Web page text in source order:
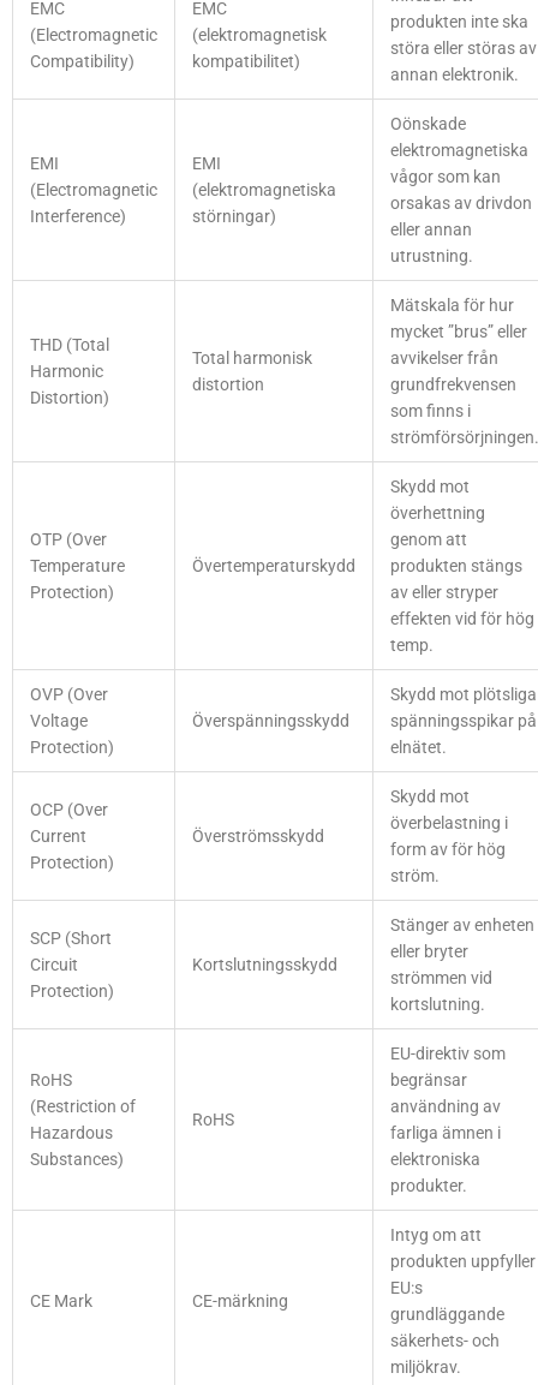
EMC
(Electromagnetic
Compatibility)
EMC
(elektromagnetisk
kompatibilitet)
produkten inte ska
störa eller störas av
annan elektronik.
EMI
(Electromagnetic
Interference)
EMI
(elektromagnetiska
störningar)
Oönskade
elektromagnetiska
vågor som kan
orsakas av drivdon
eller annan
utrustning.
THD (Total
Harmonic
Distortion)
Total harmonisk
distortion
Mätskala för hur
mycket ”brus” eller
avvikelser från
grundfrekvensen
som finns i
strömförsörjningen.
OTP (Over
Temperature
Protection)
Övertemperaturskydd
Skydd mot
överhettning
genom att
produkten stängs
av eller stryper
effekten vid för hög
temp.
OVP (Over
Voltage
Protection)
Överspänningsskydd
Skydd mot plötsliga
spänningsspikar på
elnätet.
OCP (Over
Current
Protection)
Överströmsskydd
Skydd mot
överbelastning i
form av för hög
ström.
SCP (Short
Circuit
Protection)
Kortslutningsskydd
Stänger av enheten
eller bryter
strömmen vid
kortslutning.
RoHS
(Restriction of
Hazardous
Substances)
RoHS
EU-direktiv som
begränsar
användning av
farliga ämnen i
elektroniska
produkter.
CE Mark CE-märkning
Intyg om att
produkten uppfyller
EU:s
grundläggande
säkerhets- och
miljökrav.